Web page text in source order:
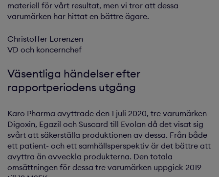
materiell för vårt resultat, men vi tror att dessa
varumärken har hittat en bättre ägare.
Christoffer Lorenzen
VD och koncernchef
Väsentliga händelser efter
rapportperiodens utgång
Karo Pharma avyttrade den 1 juli 2020, tre varumärken
Digoxin, Egazil och Suscard till Evolan då det visat sig
svårt att säkerställa produktionen av dessa. Från både
ett patient- och ett samhällsperspektiv är det bättre att
avyttra än avveckla produkterna. Den totala
omsättningen för dessa tre varumärken uppgick 2019